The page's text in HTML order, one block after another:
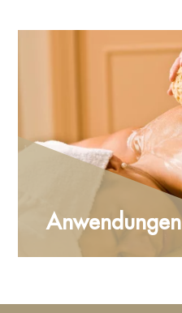
Anwendungen